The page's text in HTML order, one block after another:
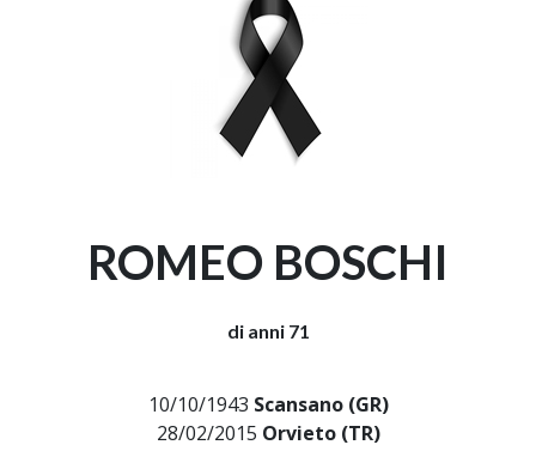
ROMEO BOSCHI
di anni 71
10/10/1943 Scansano (GR)
28/02/2015 Orvieto (TR)